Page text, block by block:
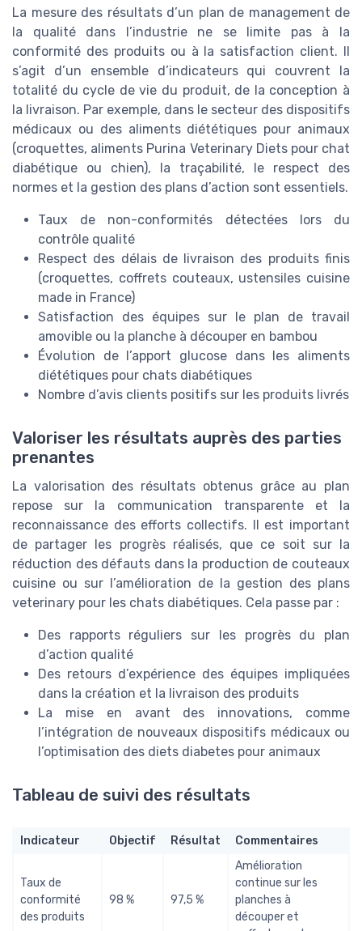
La mesure des résultats d’un plan de management de
la qualité dans l’industrie ne se limite pas à la
conformité des produits ou à la satisfaction client. Il
s’agit d’un ensemble d’indicateurs qui couvrent la
totalité du cycle de vie du produit, de la conception à
la livraison. Par exemple, dans le secteur des dispositifs
médicaux ou des aliments diététiques pour animaux
(croquettes, aliments Purina Veterinary Diets pour chat
diabétique ou chien), la traçabilité, le respect des
normes et la gestion des plans d’action sont essentiels.
Taux de non-conformités détectées lors du
contrôle qualité
Respect des délais de livraison des produits finis
(croquettes, coffrets couteaux, ustensiles cuisine
made in France)
Satisfaction des équipes sur le plan de travail
amovible ou la planche à découper en bambou
Évolution de l’apport glucose dans les aliments
diététiques pour chats diabétiques
Nombre d’avis clients positifs sur les produits livrés
Valoriser les résultats auprès des parties
prenantes
La valorisation des résultats obtenus grâce au plan
repose sur la communication transparente et la
reconnaissance des efforts collectifs. Il est important
de partager les progrès réalisés, que ce soit sur la
réduction des défauts dans la production de couteaux
cuisine ou sur l’amélioration de la gestion des plans
veterinary pour les chats diabétiques. Cela passe par :
Des rapports réguliers sur les progrès du plan
d’action qualité
Des retours d’expérience des équipes impliquées
dans la création et la livraison des produits
La mise en avant des innovations, comme
l’intégration de nouveaux dispositifs médicaux ou
l’optimisation des diets diabetes pour animaux
Tableau de suivi des résultats
Indicateur Objectif Résultat Commentaires
Taux de
conformité
des produits
98 % 97,5 %
Amélioration
continue sur les
planches à
découper et